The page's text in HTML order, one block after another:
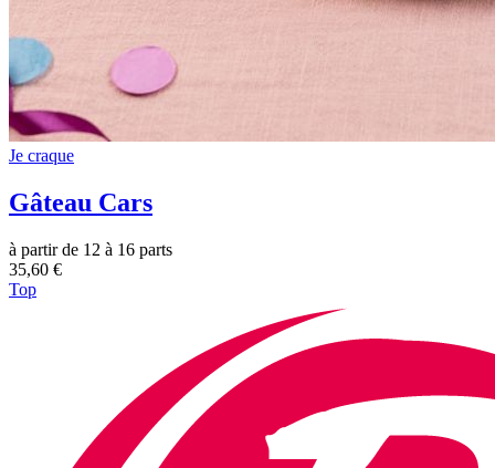
Je craque
Gâteau Cars
à partir de 12 à 16 parts
35,60 €
Top